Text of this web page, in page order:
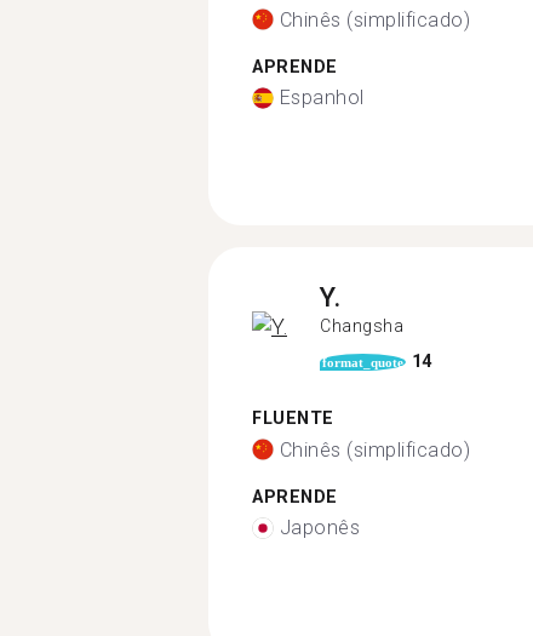
Chinês (simplificado)
APRENDE
Espanhol
Y.
Changsha
format_quote 14
FLUENTE
Chinês (simplificado)
APRENDE
Japonês